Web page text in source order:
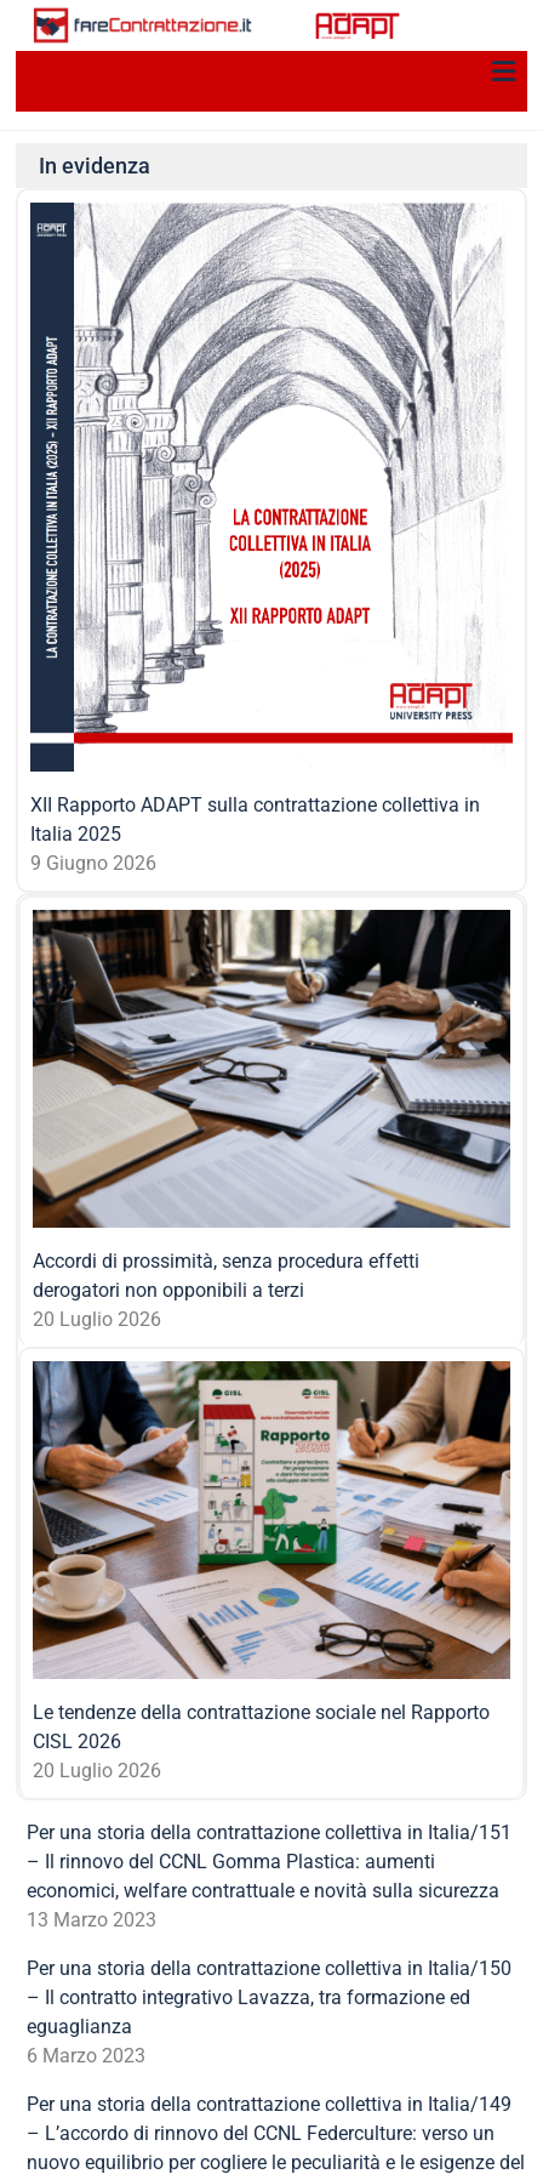
In evidenza
XII Rapporto ADAPT sulla contrattazione collettiva in
Italia 2025
9 Giugno 2026
Accordi di prossimità, senza procedura effetti
derogatori non opponibili a terzi
20 Luglio 2026
Le tendenze della contrattazione sociale nel Rapporto
CISL 2026
20 Luglio 2026
Per una storia della contrattazione collettiva in Italia/151
– Il rinnovo del CCNL Gomma Plastica: aumenti
economici, welfare contrattuale e novità sulla sicurezza
13 Marzo 2023
Per una storia della contrattazione collettiva in Italia/150
– Il contratto integrativo Lavazza, tra formazione ed
eguaglianza
6 Marzo 2023
Per una storia della contrattazione collettiva in Italia/149
– L’accordo di rinnovo del CCNL Federculture: verso un
nuovo equilibrio per cogliere le peculiarità e le esigenze del